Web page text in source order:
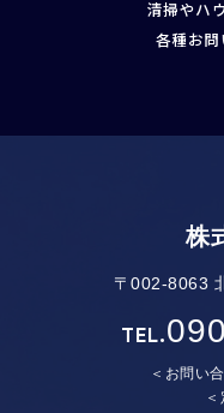
清掃やハ
各種お問
株
〒002-8063
TEL.
お問い